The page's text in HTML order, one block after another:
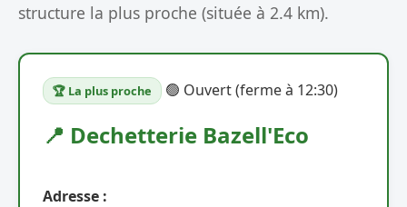
structure la plus proche (située à 2.4 km).
🏆 La plus proche 🟢 Ouvert (ferme à 12:30)
📍 Dechetterie Bazell'Eco
Adresse :